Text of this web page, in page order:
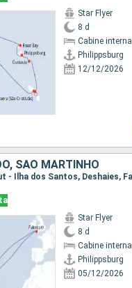
Star Flyer
8 d
Cabine interna
Philippsburg
12/12/2026
SÃO MARTINHO
Star Flyer
8 d
Cabine interna
Philippsburg
05/12/2026